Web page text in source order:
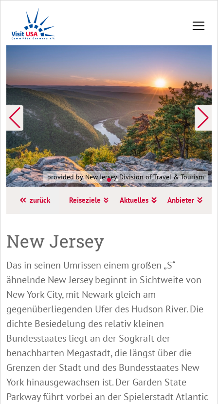
provided by New Jersey Division of Travel & Tourism
zurück Reiseziele Aktuelles Anbieter
New Jersey
Das in seinen Umrissen einem großen „S“
ähnelnde New Jersey beginnt in Sichtweite von
New York City, mit Newark gleich am
gegenüberliegenden Ufer des Hudson River. Die
dichte Besiedelung des relativ kleinen
Bundesstaates liegt an der Sogkraft der
benachbarten Megastadt, die längst über die
Grenzen der Stadt und des Bundesstaates New
York hinausgewachsen ist. Der Garden State
Parkway führt vorbei an der Spielerstadt Atlantic